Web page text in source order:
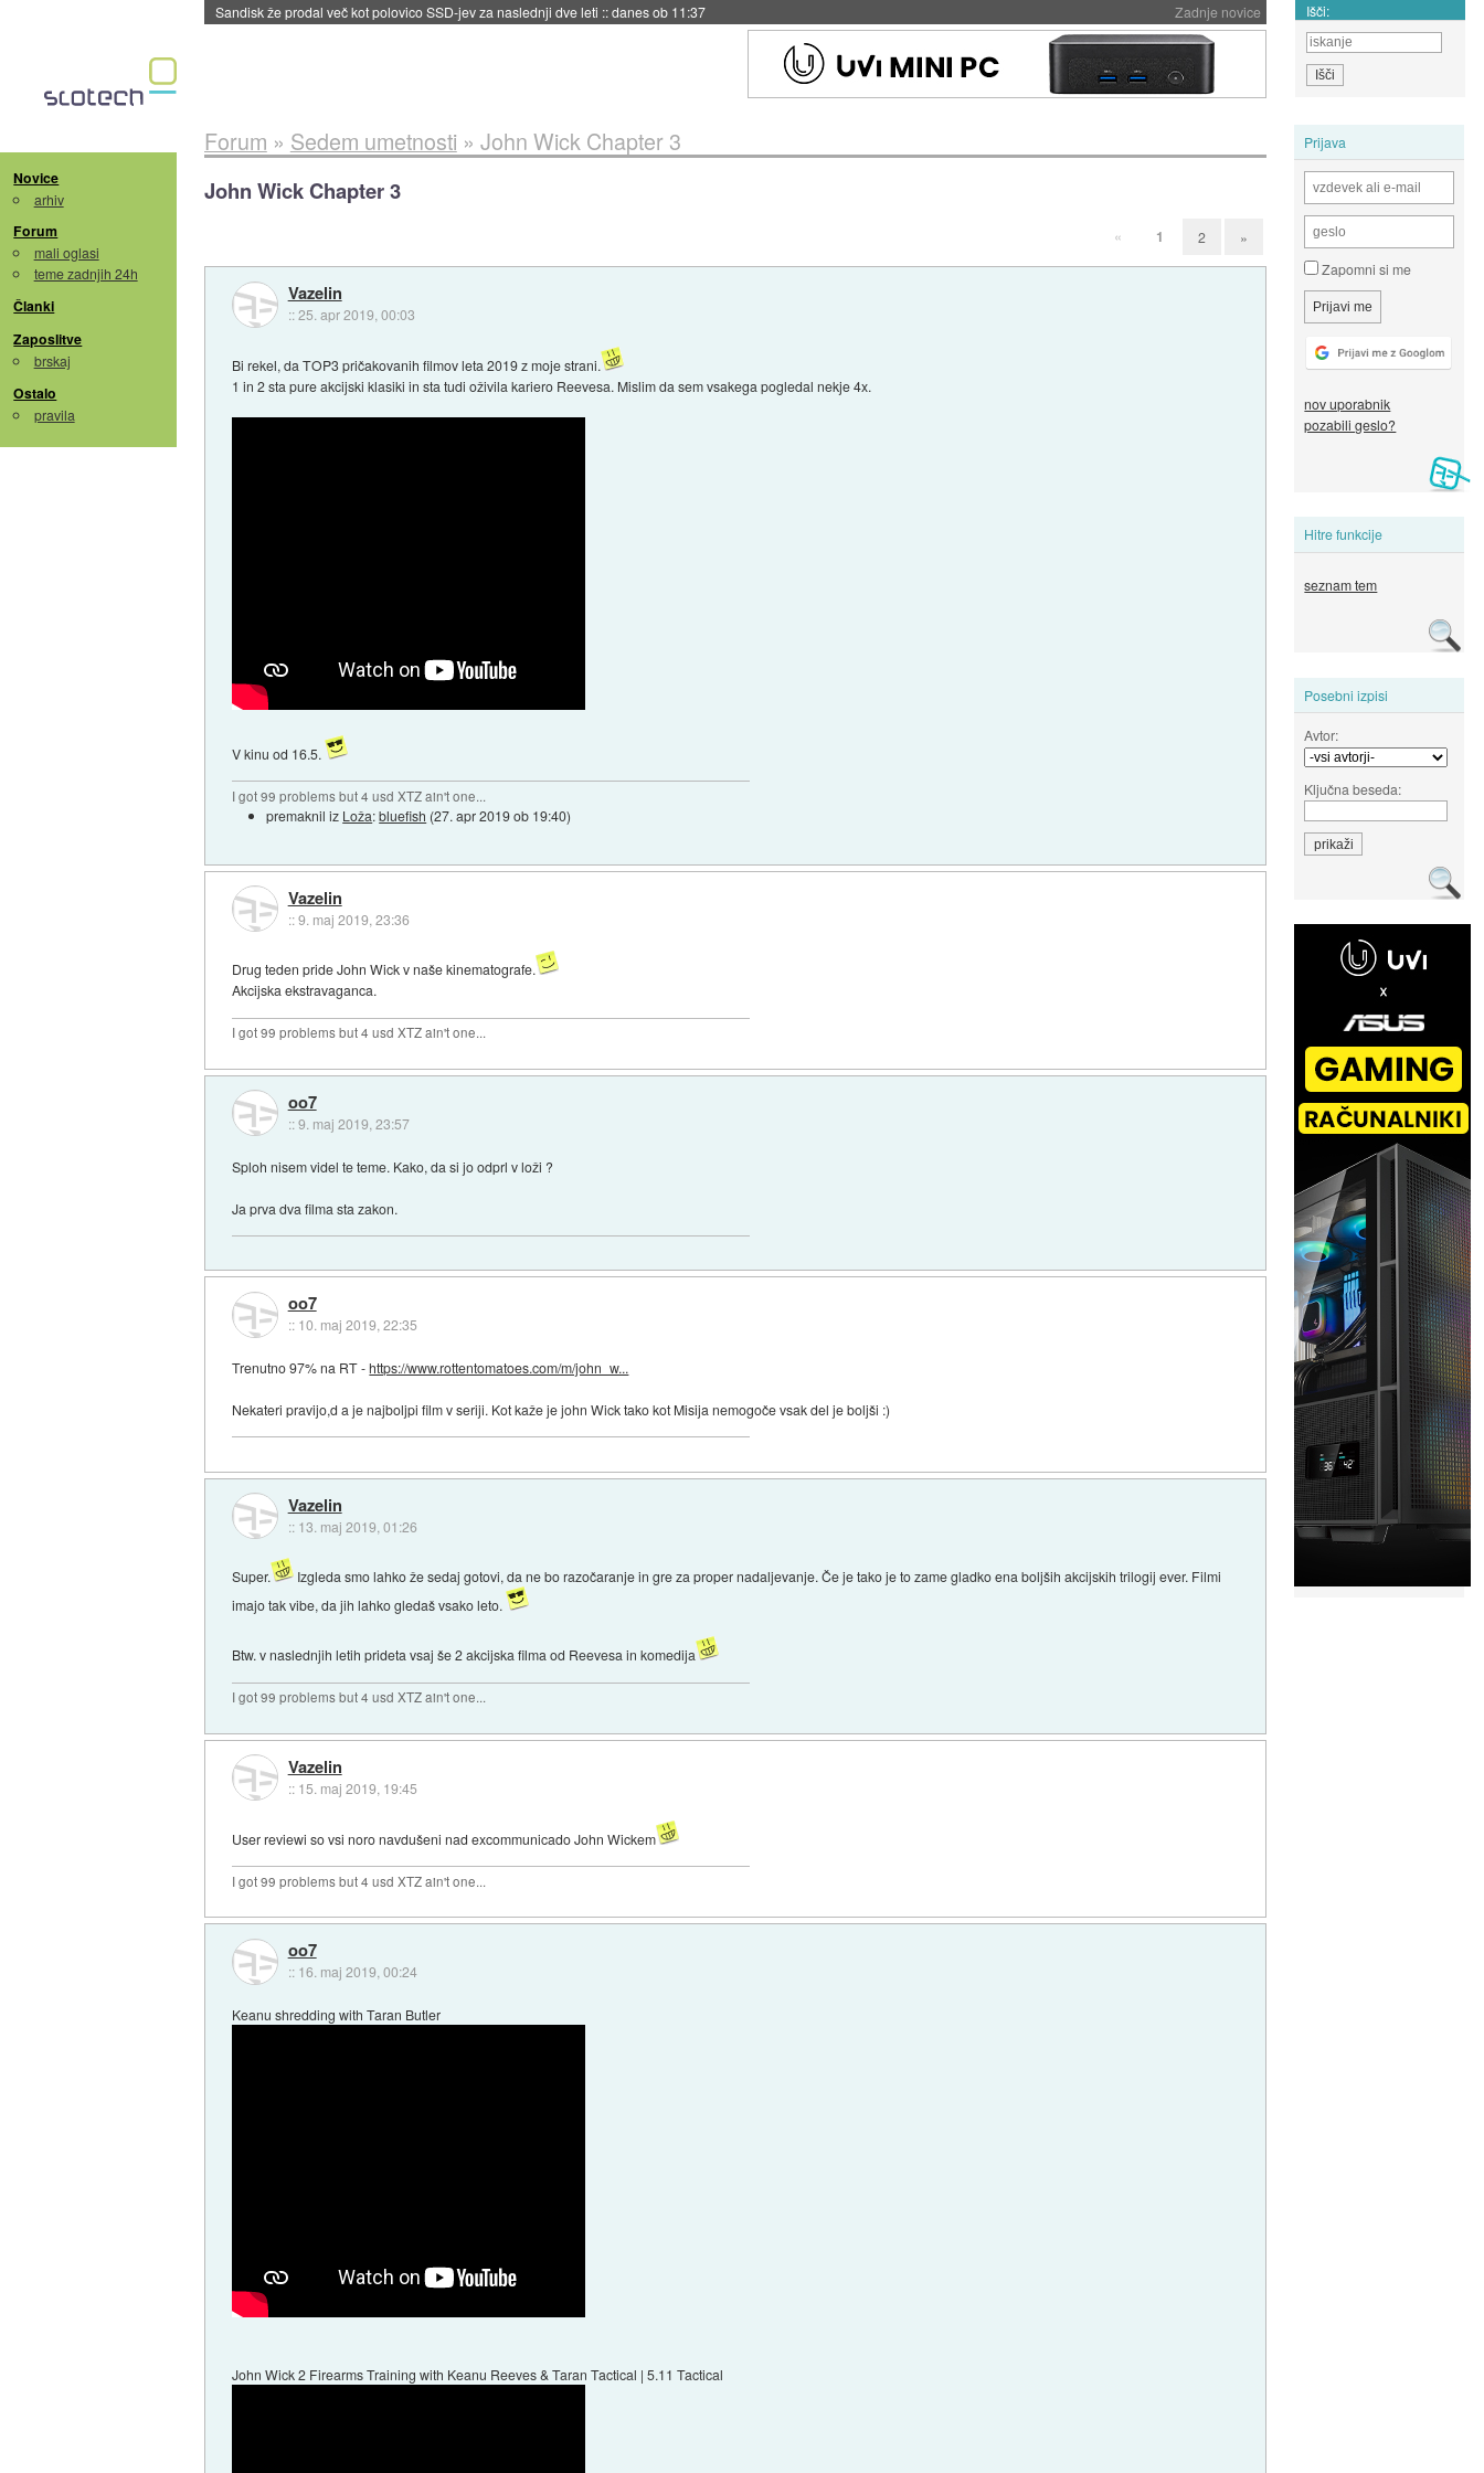
Zadnje novice
Tajvan in Južna Koreja po izvozu prvikrat prehitela Japonsko::danes ob 11:37 Išči:
Novice
arhiv
Forum
mali oglasi
teme zadnjih 24h
Članki
Zaposlitve
brskaj
Ostalo
pravila
Prijava
Zapomni si me
nov uporabnik
pozabili geslo?
Hitre funkcije
seznam tem
Posebni izpisi
Avtor:
Ključna beseda:
Forum » Sedem umetnosti » John Wick Chapter 3
John Wick Chapter 3
« 1 2 »
Vazelin
::25. apr 2019, 00:03
Bi rekel, da TOP3 pričakovanih filmov leta 2019 z moje strani.
1 in 2 sta pure akcijski klasiki in sta tudi oživila kariero Reevesa. Mislim da sem vsakega pogledal nekje 4x.
V kinu od 16.5.
I got 99 problems but 4 usd XTZ ain't one...
premaknil iz Loža:bluefish (27. apr 2019 ob 19:40)
Vazelin
::9. maj 2019, 23:36
Drug teden pride John Wick v naše kinematografe.
Akcijska ekstravaganca.
I got 99 problems but 4 usd XTZ ain't one...
oo7
::9. maj 2019, 23:57
Sploh nisem videl te teme. Kako, da si jo odprl v loži ?
Ja prva dva filma sta zakon.
oo7
:: 10. maj 2019, 22:35
Trenutno 97% na RT -https://www.rottentomatoes.com/m/john_w...
Nekateri pravijo,d a je najboljpi film v seriji. Kot kaže je john Wick tako kot Misija nemogoče vsak del je boljši :)
Vazelin
:: 13. maj 2019, 01:26
Super.
Izgleda smo lahko že sedaj gotovi, da ne bo razočaranje in gre za proper nadaljevanje. Če je tako je to zame gladko ena boljših akcijskih trilogij ever. Filmi
imajo tak vibe, da jih lahko gledaš vsako leto.
Btw. v naslednjih letih prideta vsaj še 2 akcijska filma od Reevesa in komedija
I got 99 problems but 4 usd XTZ ain't one...
Vazelin
:: 15. maj 2019, 19:45
User reviewi so vsi noro navdušeni nad excommunicado John Wickem
I got 99 problems but 4 usd XTZ ain't one...
oo7
:: 16. maj 2019, 00:24
Keanu shredding with Taran Butler
John Wick 2 Firearms Training with Keanu Reeves & Taran Tactical | 5.11 Tactical